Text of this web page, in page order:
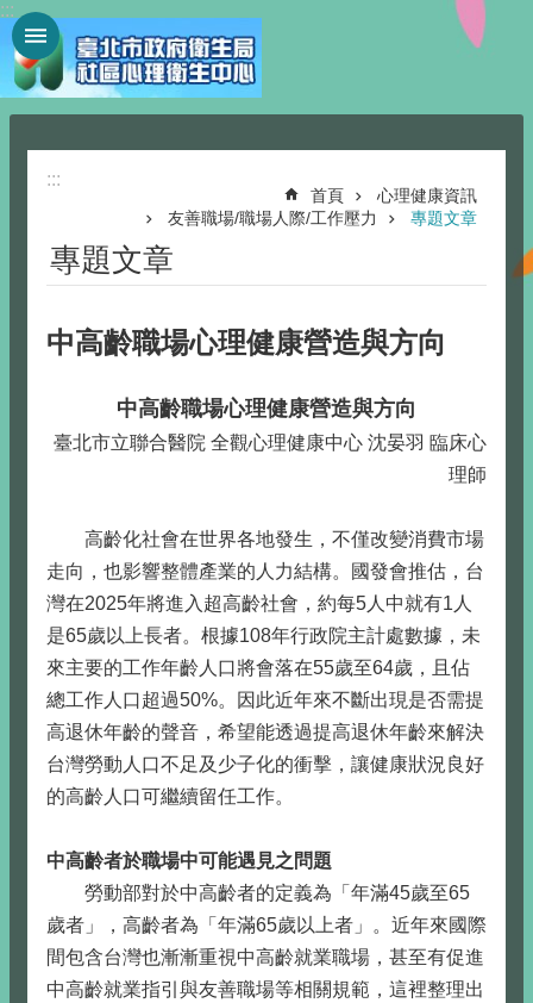
跳到主要內容區塊
:::
:::
首頁
心理健康資訊
友善職場/職場人際/工作壓力
專題文章
專題文章
中高齡職場心理健康營造與方向
中高齡職場心理健康營造與方向
臺北市立聯合醫院 全觀心理健康中心 沈晏羽 臨床心
理師
高齡化社會在世界各地發生，不僅改變消費市場
走向，也影響整體產業的人力結構。國發會推估，台
灣在2025年將進入超高齡社會，約每5人中就有1人
是65歲以上長者。根據108年行政院主計處數據，未
來主要的工作年齡人口將會落在55歲至64歲，且佔
總工作人口超過50%。因此近年來不斷出現是否需提
高退休年齡的聲音，希望能透過提高退休年齡來解決
台灣勞動人口不足及少子化的衝擊，讓健康狀況良好
的高齡人口可繼續留任工作。
中高齡者於職場中可能遇見之問題
勞動部對於中高齡者的定義為「年滿45歲至65
歲者」，高齡者為「年滿65歲以上者」。近年來國際
間包含台灣也漸漸重視中高齡就業職場，甚至有促進
中高齡就業指引與友善職場等相關規範，這裡整理出